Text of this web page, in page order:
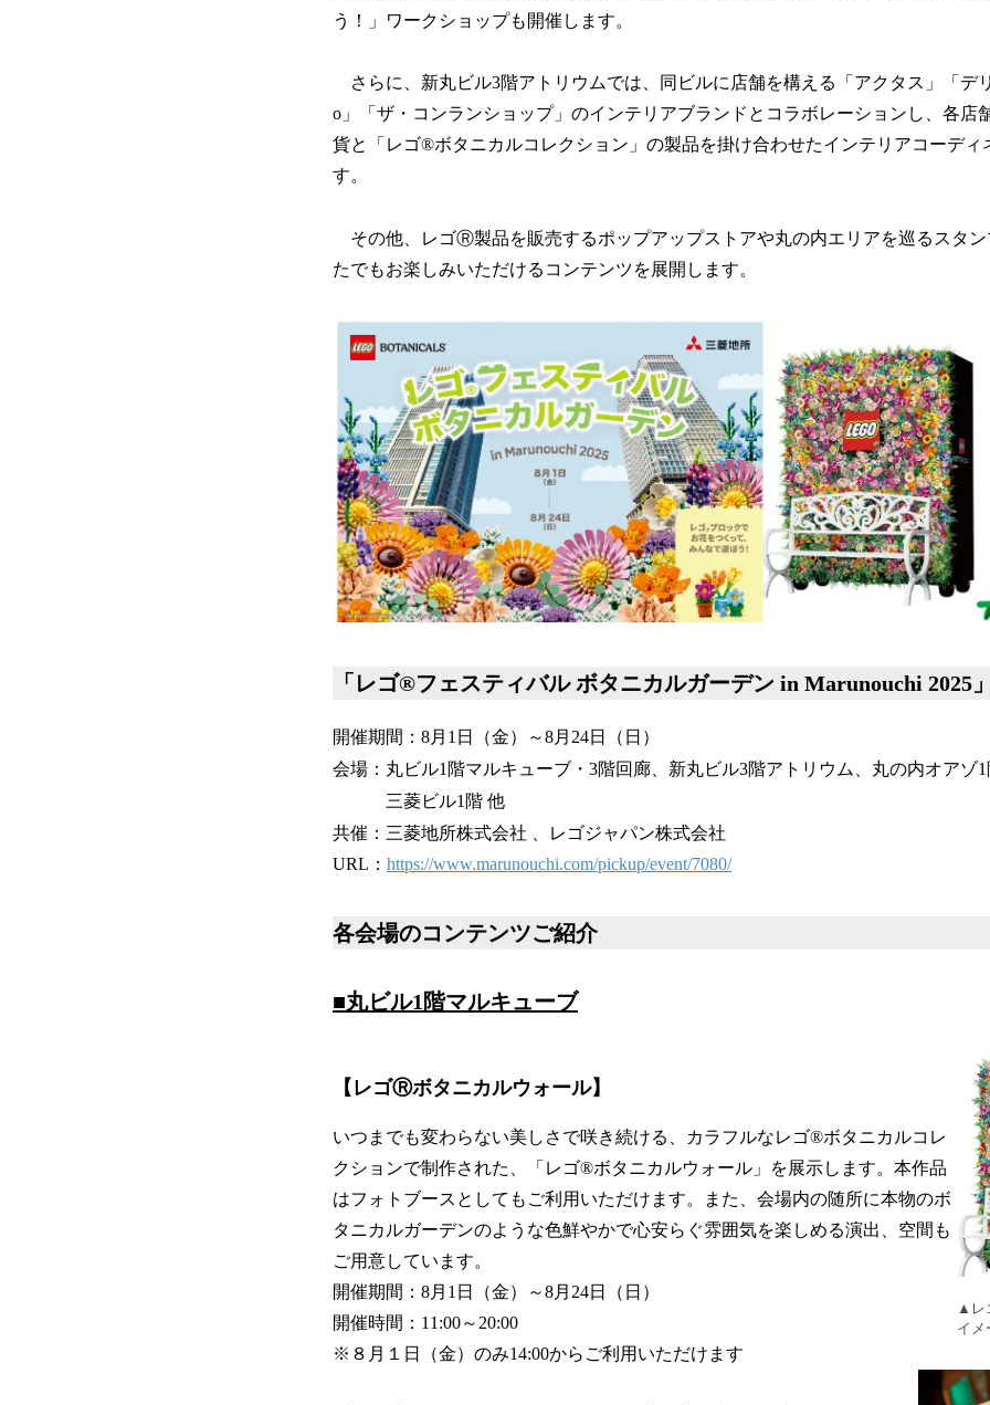
う！」ワークショップも開催します。
さらに、新丸ビル3階アトリウムでは、同ビルに店舗を構える「アクタス」「デ
o」「ザ・コンランショップ」のインテリアブランドとコラボレーションし、各店
貨と「レゴ®ボタニカルコレクション」の製品を掛け合わせたインテリアコーディ
す。
その他、レゴⓇ製品を販売するポップアップストアや丸の内エリアを巡るスタ
たでもお楽しみいただけるコンテンツを展開します。
「レゴ®フェスティバル ボタニカルガーデン in Marunouchi 2025
開催期間：8月1日（金）～8月24日（日）
会場：丸ビル1階マルキューブ・3階回廊、新丸ビル3階アトリウム、丸の内オアゾ
三菱ビル1階 他
共催：三菱地所株式会社 、レゴジャパン株式会社
URL： https://www.marunouchi.com/pickup/event/7080/
各会場のコンテンツご紹介
■丸ビル1階マルキューブ
【レゴⓇボタニカルウォール】
いつまでも変わらない美しさで咲き続ける、カラフルなレゴ®ボタニカルコレ
クションで制作された、「レゴ®ボタニカルウォール」を展示します。本作品
はフォトブースとしてもご利用いただけます。また、会場内の随所に本物のボ
タニカルガーデンのような色鮮やかで心安らぐ雰囲気を楽しめる演出、空間も
ご用意しています。
開催期間：8月1日（金）～8月24日（日）
開催時間：11:00～20:00
※８月１日（金）のみ14:00からご利用いただけます
▲レ
イメ